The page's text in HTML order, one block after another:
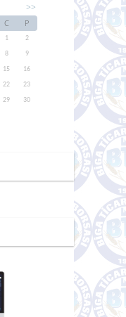
>>
C P
1
2
8
9
15
16
22
23
29
30